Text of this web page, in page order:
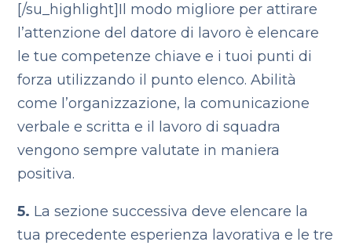
[/su_highlight]Il modo migliore per attirare
l’attenzione del datore di lavoro è elencare
le tue competenze chiave e i tuoi punti di
forza utilizzando il punto elenco. Abilità
come l’organizzazione, la comunicazione
verbale e scritta e il lavoro di squadra
vengono sempre valutate in maniera
positiva.
5. La sezione successiva deve elencare la
tua precedente esperienza lavorativa e le tre